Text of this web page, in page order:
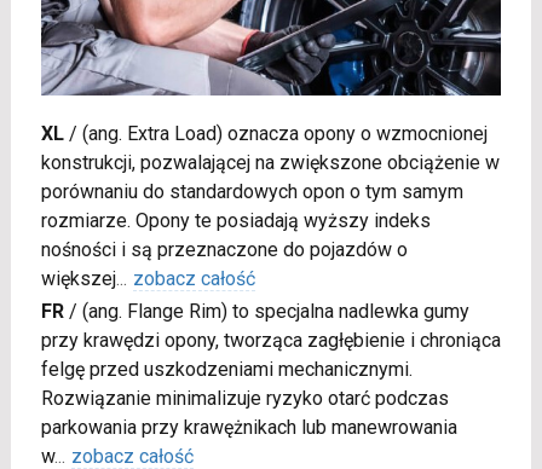
XL/ (ang. Extra Load) oznacza opony o wzmocnionej
konstrukcji, pozwalającej na zwiększone obciążenie w
porównaniu do standardowych opon o tym samym
rozmiarze. Opony te posiadają wyższy indeks
nośności i są przeznaczone do pojazdów o
większej... zobacz całość
FR/ (ang. Flange Rim) to specjalna nadlewka gumy
przy krawędzi opony, tworząca zagłębienie i chroniąca
felgę przed uszkodzeniami mechanicznymi.
Rozwiązanie minimalizuje ryzyko otarć podczas
parkowania przy krawężnikach lub manewrowania
w... zobacz całość